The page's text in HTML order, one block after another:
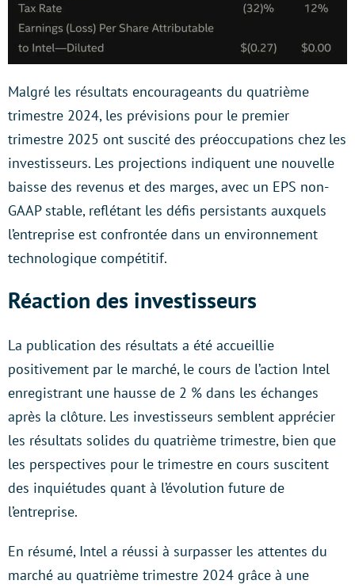
Malgré les résultats encourageants du quatrième
trimestre 2024, les prévisions pour le premier
trimestre 2025 ont suscité des préoccupations chez les
investisseurs. Les projections indiquent une nouvelle
baisse des revenus et des marges, avec un EPS non-
GAAP stable, reflétant les défis persistants auxquels
l’entreprise est confrontée dans un environnement
technologique compétitif.
Réaction des investisseurs
La publication des résultats a été accueillie
positivement par le marché, le cours de l’action Intel
enregistrant une hausse de 2 % dans les échanges
après la clôture. Les investisseurs semblent apprécier
les résultats solides du quatrième trimestre, bien que
les perspectives pour le trimestre en cours suscitent
des inquiétudes quant à l’évolution future de
l’entreprise.
En résumé, Intel a réussi à surpasser les attentes du
marché au quatrième trimestre 2024 grâce à une